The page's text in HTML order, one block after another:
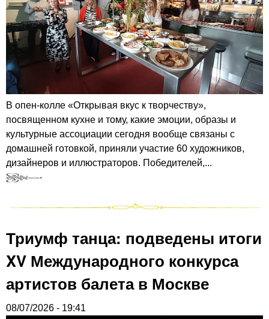
В опен-колле «Открывая вкус к творчеству»,
посвященном кухне и тому, какие эмоции, образы и
культурные ассоциации сегодня вообще связаны с
домашней готовкой, приняли участие 60 художников,
дизайнеров и иллюстраторов. Победителей,...
Триумф танца: подведены итоги
XV Международного конкурса
артистов балета в Москве
08/07/2026 - 19:41